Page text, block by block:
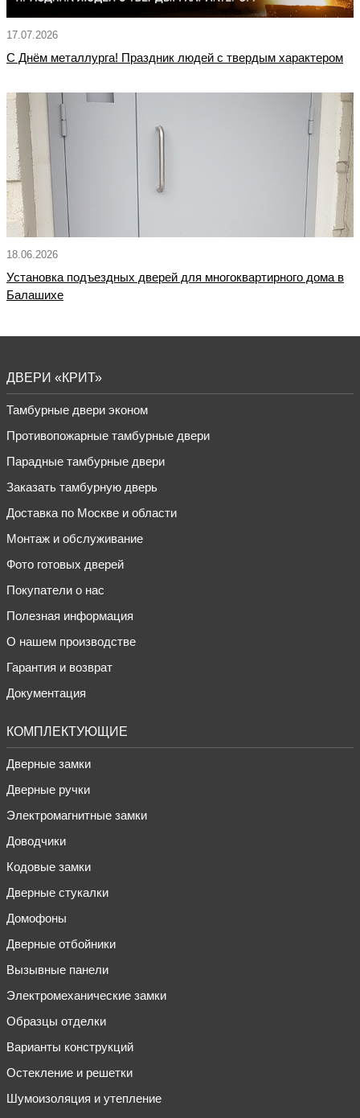
17.07.2026
С Днём металлурга! Праздник людей с твердым характером
18.06.2026
Установка подъездных дверей для многоквартирного дома в
Балашихе
ДВЕРИ «КРИТ»
Тамбурные двери эконом
Противопожарные тамбурные двери
Парадные тамбурные двери
Заказать тамбурную дверь
Доставка по Москве и области
Монтаж и обслуживание
Фото готовых дверей
Покупатели о нас
Полезная информация
О нашем производстве
Гарантия и возврат
Документация
КОМПЛЕКТУЮЩИЕ
Дверные замки
Дверные ручки
Электромагнитные замки
Доводчики
Кодовые замки
Дверные стукалки
Домофоны
Дверные отбойники
Вызывные панели
Электромеханические замки
Образцы отделки
Варианты конструкций
Остекление и решетки
Шумоизоляция и утепление